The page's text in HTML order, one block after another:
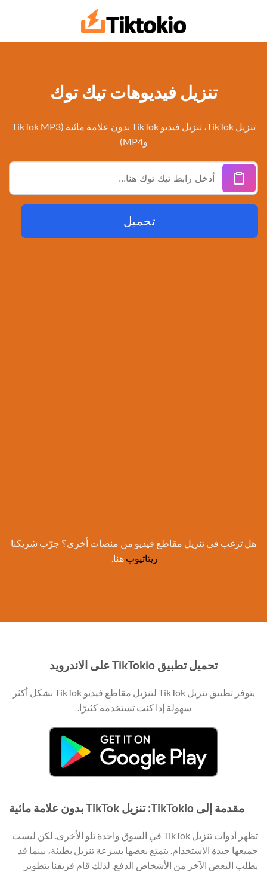
تنزيل فيديوهات تيك توك
تنزيل TikTok، تنزيل فيديو TikTok بدون علامة مائية (TikTok MP3
وMP4)
تحميل
هل ترغب في تنزيل مقاطع فيديو من منصات أخرى؟ جرّب شريكنا
ريتاتيوبهنا.
تحميل تطبيق TikTokio على الاندرويد
يتوفر تطبيق تنزيل TikTok لتنزيل مقاطع فيديو TikTok بشكل أكثر
سهولة إذا كنت تستخدمه كثيرًا.
مقدمة إلى TikTokio: تنزيل TikTok بدون علامة مائية
تظهر أدوات تنزيل TikTok في السوق واحدة تلو الأخرى. لكن ليست
جميعها جيدة الاستخدام. يتمتع بعضها بسرعة تنزيل بطيئة، بينما قد
يطلب البعض الآخر من الأشخاص الدفع. لذلك قام فريقنا بتطوير